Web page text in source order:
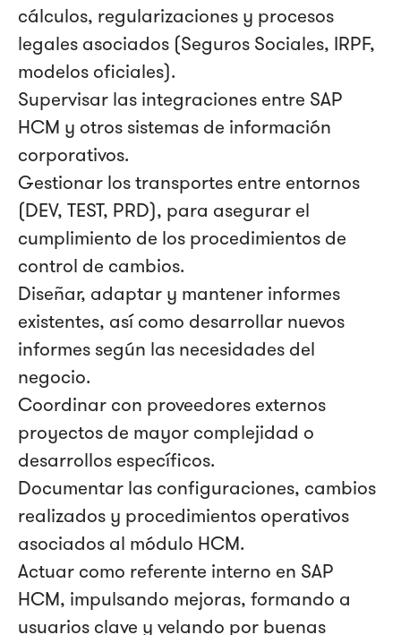
cálculos, regularizaciones y procesos
legales asociados (Seguros Sociales, IRPF,
modelos oficiales).
Supervisar las integraciones entre SAP
HCM y otros sistemas de información
corporativos.
Gestionar los transportes entre entornos
(DEV, TEST, PRD), para asegurar el
cumplimiento de los procedimientos de
control de cambios.
Diseñar, adaptar y mantener informes
existentes, así como desarrollar nuevos
informes según las necesidades del
negocio.
Coordinar con proveedores externos
proyectos de mayor complejidad o
desarrollos específicos.
Documentar las configuraciones, cambios
realizados y procedimientos operativos
asociados al módulo HCM.
Actuar como referente interno en SAP
HCM, impulsando mejoras, formando a
usuarios clave y velando por buenas